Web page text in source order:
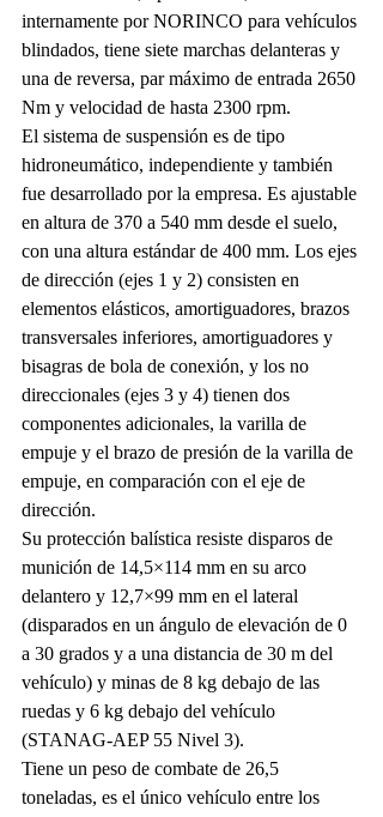
internamente por NORINCO para vehículos
blindados, tiene siete marchas delanteras y
una de reversa, par máximo de entrada 2650
Nm y velocidad de hasta 2300 rpm.
El sistema de suspensión es de tipo
hidroneumático, independiente y también
fue desarrollado por la empresa. Es ajustable
en altura de 370 a 540 mm desde el suelo,
con una altura estándar de 400 mm. Los ejes
de dirección (ejes 1 y 2) consisten en
elementos elásticos, amortiguadores, brazos
transversales inferiores, amortiguadores y
bisagras de bola de conexión, y los no
direccionales (ejes 3 y 4) tienen dos
componentes adicionales, la varilla de
empuje y el brazo de presión de la varilla de
empuje, en comparación con el eje de
dirección.
Su protección balística resiste disparos de
munición de 14,5×114 mm en su arco
delantero y 12,7×99 mm en el lateral
(disparados en un ángulo de elevación de 0
a 30 grados y a una distancia de 30 m del
vehículo) y minas de 8 kg debajo de las
ruedas y 6 kg debajo del vehículo
(STANAG-AEP 55 Nivel 3).
Tiene un peso de combate de 26,5
toneladas, es el único vehículo entre los